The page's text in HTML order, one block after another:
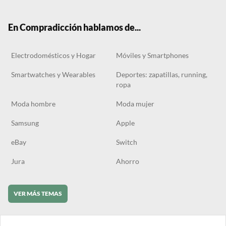
En Compradicción hablamos de...
Electrodomésticos y Hogar Móviles y Smartphones
Smartwatches y Wearables
Deportes: zapatillas, running,
ropa
Moda hombre Moda mujer
Samsung Apple
eBay Switch
Jura Ahorro
VER MÁS TEMAS